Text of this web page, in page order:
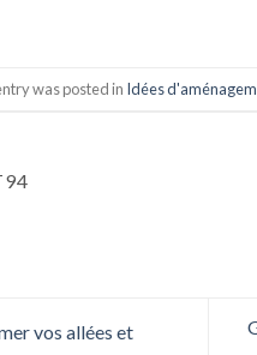
was posted in Idées
vos allées et